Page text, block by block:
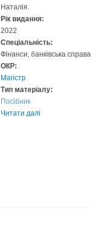
Наталія.
Рік видання:
2022
Спеціальність:
Фінанси, банківська
ОКР:
Магістр
Тип матеріалу:
Посібник
Читати далі